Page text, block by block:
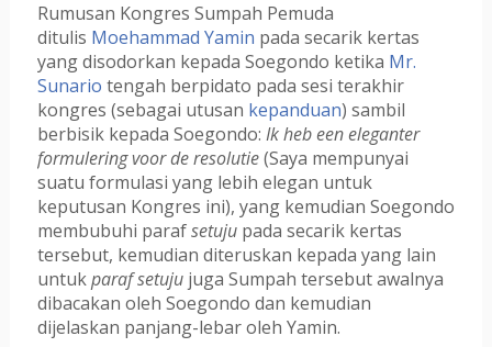
Rumusan Kongres Sumpah Pemuda
ditulis Moehammad Yamin pada secarik kertas
yang disodorkan kepada Soegondo ketika Mr.
Sunario tengah berpidato pada sesi terakhir
kongres (sebagai utusan kepanduan) sambil
berbisik kepada Soegondo: Ik heb een eleganter
formulering voor de resolutie(Saya mempunyai
suatu formulasi yang lebih elegan untuk
keputusan Kongres ini), yang kemudian Soegondo
membubuhi parafsetujupada secarik kertas
tersebut, kemudian diteruskan kepada yang lain
untukparaf setujujuga Sumpah tersebut awalnya
dibacakan oleh Soegondo dan kemudian
dijelaskan panjang-lebar oleh Yamin.